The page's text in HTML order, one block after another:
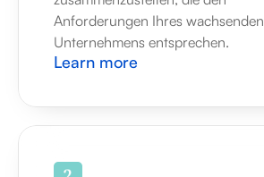
Anforderungen Ihres wachsenden
Unternehmens entsprechen.
Learn more